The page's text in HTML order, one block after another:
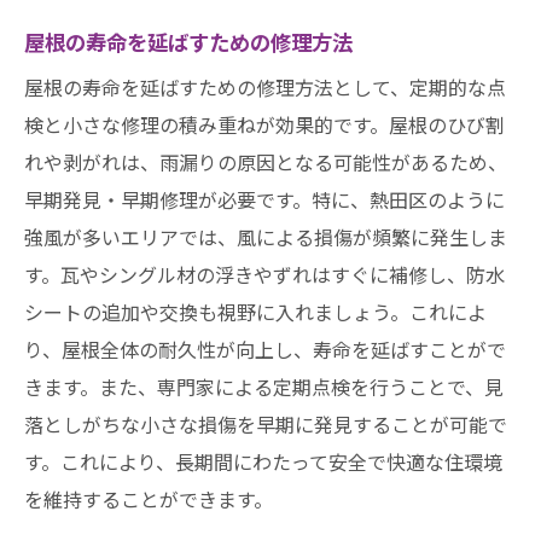
屋根の寿命を延ばすための修理方法
屋根の寿命を延ばすための修理方法として、定期的な点
検と小さな修理の積み重ねが効果的です。屋根のひび割
れや剥がれは、雨漏りの原因となる可能性があるため、
早期発見・早期修理が必要です。特に、熱田区のように
強風が多いエリアでは、風による損傷が頻繁に発生しま
す。瓦やシングル材の浮きやずれはすぐに補修し、防水
シートの追加や交換も視野に入れましょう。これによ
り、屋根全体の耐久性が向上し、寿命を延ばすことがで
きます。また、専門家による定期点検を行うことで、見
落としがちな小さな損傷を早期に発見することが可能で
す。これにより、長期間にわたって安全で快適な住環境
を維持することができます。